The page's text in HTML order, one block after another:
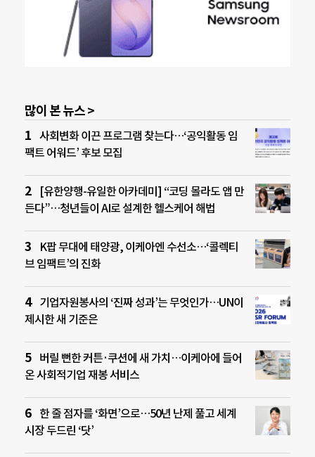
많이 본 뉴스 >
사회변화 이끈 프로그램 찾는다…‘공익활동 임
팩트 어워드’ 후보 모집
[유한양행-유일한 아카데미] “코딩 몰라도 앱 만
든다”…청년들이 AI로 설계한 헬스케어 해법
K팝 무대에 태양광, 이케아엔 수선소…‘콜렉티
브 임팩트’의 진화
기업자원봉사의 ‘진짜 성과’는 무엇인가…UN이
제시한 새 기준은
버릴 뻔한 커튼·쿠션에 새 가치…이케아에 들어
온 사회적기업 재봉 서비스
한 줄 점자를 ‘화면’으로…50년 난제 풀고 세계
시장 두드린 ‘닷’